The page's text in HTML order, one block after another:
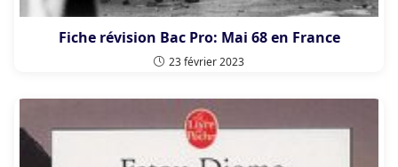
Fiche révision Bac Pro: Mai 68 en France
23 février 2023